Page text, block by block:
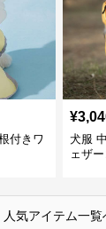
付きワ
¥
犬服
ェザ
人気アイテム一覧